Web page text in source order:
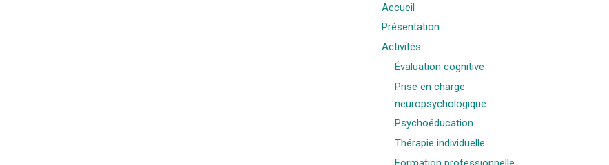
Accueil
Présentation
Activités
Évaluation cognitive
Prise en charge
neuropsychologique
Psychoéducation
Thérapie individuelle